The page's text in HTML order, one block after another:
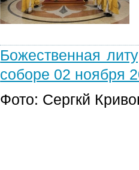
Божественная
соборе 02 ноября
Фото: Сергкй